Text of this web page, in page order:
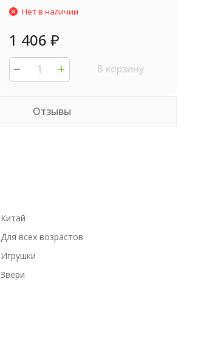
Нет в наличии
1 406 ₽
В корзину
Отзывы
Китай
Для всех возрастов
Игрушки
Звери